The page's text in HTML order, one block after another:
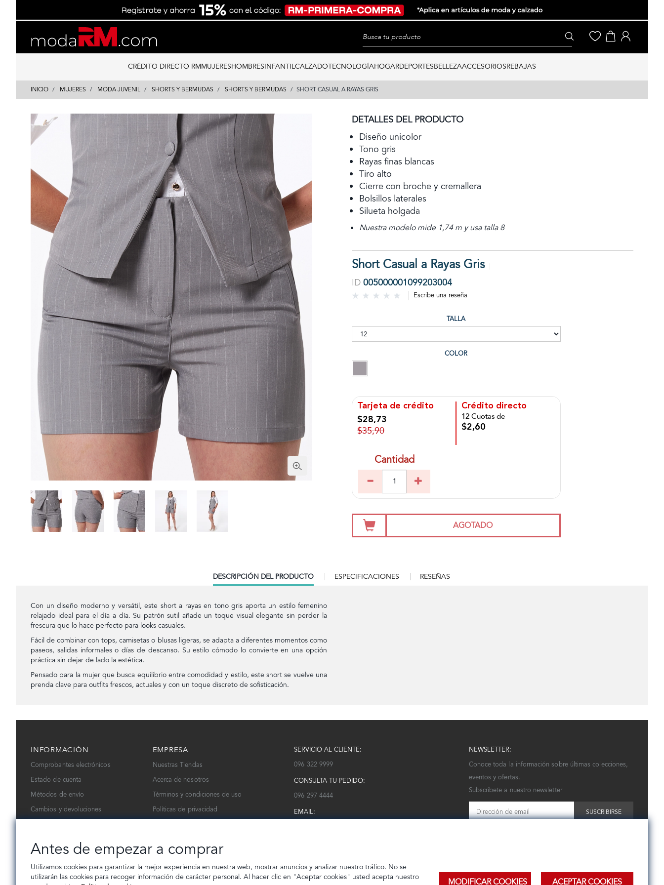
content
navigation
CRÉDITO DIRECTO RMMUJERESHOMBRESINFANTILCALZADOTECNOLOGÍAHOGARDEPORTESBELLEZAACCESORIOSREBAJAS
INICIO MUJERES MODA JUVENIL SHORTS Y BERMUDAS SHORTS Y BERMUDAS SHORT CASUAL A RAYAS GRIS
DETALLES DEL PRODUCTO
Diseño unicolor
Tono gris
Rayas finas blancas
Tiro alto
Cierre con broche y cremallera
Bolsillos laterales
Silueta holgada
Nuestra modelo mide 1,74 m y usa talla 8
Short Casual a Rayas Gris
ID 005000001099203004
Escribe una reseña
TALLA
COLOR
Tarjeta de crédito
$28,73
$35,90
Crédito directo
12 Cuotas de
$2,60
Cantidad
AGOTADO
CURRENT
TAB:
DESCRIPCIÓN DEL PRODUCTO ESPECIFICACIONES RESEÑAS
Con un diseño moderno y versátil, este short a rayas en tono gris aporta un estilo femenino
relajado ideal para el día a día. Su patrón sutil añade un toque visual elegante sin perder la
frescura que lo hace perfecto para looks casuales.
Fácil de combinar con tops, camisetas o blusas ligeras, se adapta a diferentes momentos como
paseos, salidas informales o días de descanso. Su estilo cómodo lo convierte en una opción
práctica sin dejar de lado la estética.
Pensado para la mujer que busca equilibrio entre comodidad y estilo, este short se vuelve una
prenda clave para outfits frescos, actuales y con un toque discreto de sofisticación.
INFORMACIÓN
Comprobantes electrónicos
Estado de cuenta
Métodos de envío
Cambios y devoluciones
EMPRESA
Nuestras Tiendas
Acerca de nosotros
Términos y condiciones de uso
Políticas de privacidad
SERVICIO AL CLIENTE:
096 322 9999
CONSULTA TU PEDIDO:
096 297 4444
EMAIL:
NEWSLETTER:
Conoce toda la información sobre últimas colecciones,
eventos y ofertas.
Subscríbete a nuestro newsletter
SUSCRIBIRSE
Antes de empezar a comprar
Utilizamos cookies para garantizar la mejor experiencia en nuestra web, mostrar anuncios y analizar nuestro tráfico. No se
utilizarán las cookies para recoger información de carácter personal. Al hacer clic en "Aceptar cookies" usted acepta nuestro
MODIFICAR COOKIES ACEPTAR COOKIES